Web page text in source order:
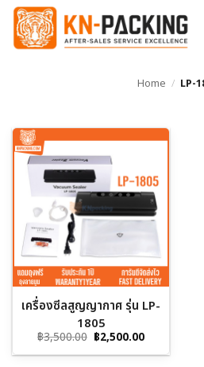
ข้าม
ยัง
Home / LP-
เครื่องซีลสูญญากาศ รุ่น LP-
1805
฿3,500.00 Original
price
was:
฿2,500.00Current
is: